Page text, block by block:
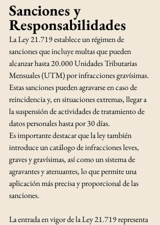
Sanciones y
Responsabilidades
La Ley 21.719 establece un régimen de
sanciones que incluye multas que pueden
alcanzar hasta 20.000 Unidades Tributarias
Mensuales (UTM) por infracciones gravísimas.
Estas sanciones pueden agravarse en caso de
reincidencia y, en situaciones extremas, llegar a
la suspensión de actividades de tratamiento de
datos personales hasta por 30 días.
Es importante destacar que la ley también
introduce un catálogo de infracciones leves,
graves y gravísimas, así como un sistema de
agravantes y atenuantes, lo que permite una
aplicación más precisa y proporcional de las
sanciones.
La entrada en vigor de la Ley 21.719 representa